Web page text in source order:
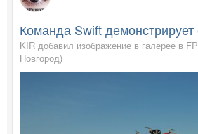
Команда Swift демонстрирует
KIR добавил изображение в галерее в
Новгород)